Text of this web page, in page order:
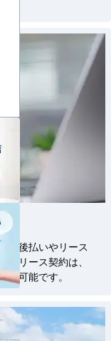
、後払いやリース
リース契約は、
が可能です。